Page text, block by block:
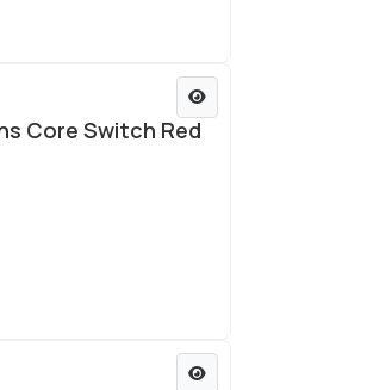
Core Switch Red